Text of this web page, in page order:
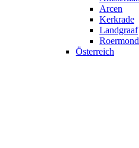
Arcen
Kerkrade
Landgraaf
Roermond
Österreich